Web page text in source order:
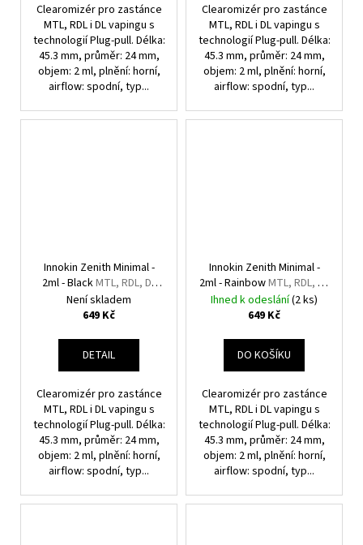
Clearomizér pro zastánce
MTL, RDL i DL vapingu s
technologií Plug-pull. Délka:
45.3 mm, průměr: 24 mm,
objem: 2 ml, plnění: horní,
airflow: spodní, typ...
Clearomizér pro zastánce
MTL, RDL i DL vapingu s
technologií Plug-pull. Délka:
45.3 mm, průměr: 24 mm,
objem: 2 ml, plnění: horní,
airflow: spodní, typ...
Innokin Zenith Minimal -
2ml - BlackMTL, RDL, DL
Clearomizér
Není skladem
649 Kč
DETAIL
Clearomizér pro zastánce
MTL, RDL i DL vapingu s
technologií Plug-pull. Délka:
45.3 mm, průměr: 24 mm,
objem: 2 ml, plnění: horní,
airflow: spodní, typ...
Innokin Zenith Minimal -
2ml - RainbowMTL, RDL, DL
Clearomizér
Ihned k odeslání(2 ks)
649 Kč
DO KOŠÍKU
Clearomizér pro zastánce
MTL, RDL i DL vapingu s
technologií Plug-pull. Délka:
45.3 mm, průměr: 24 mm,
objem: 2 ml, plnění: horní,
airflow: spodní, typ...